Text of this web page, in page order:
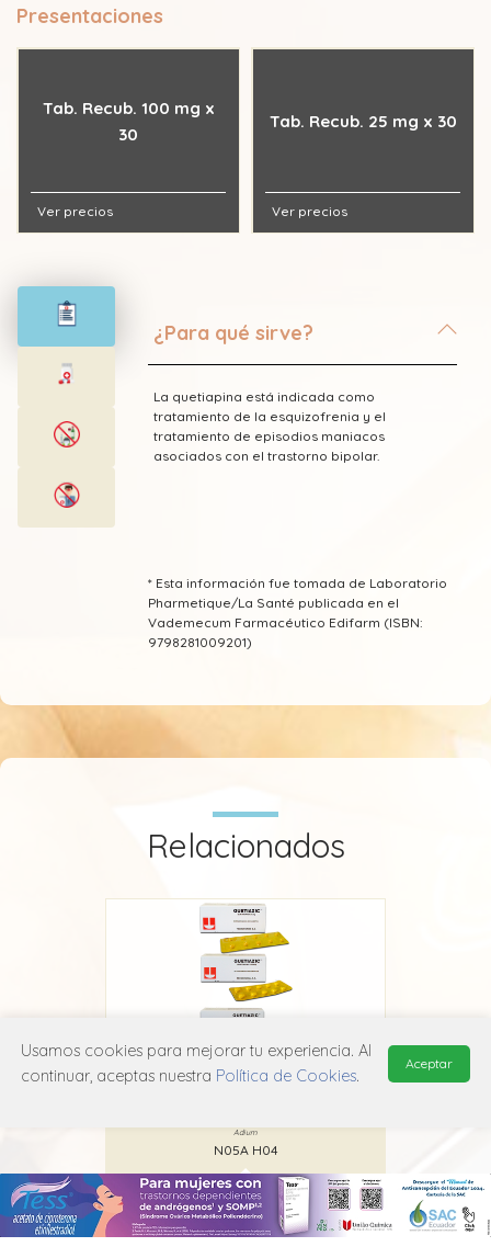
Presentaciones
Tab. Recub. 100 mg x
30
Ver precios
Tab. Recub. 25 mg x 30
Ver precios
¿Para qué sirve?
La quetiapina está indicada como
tratamiento de la esquizofrenia y el
tratamiento de episodios maniacos
asociados con el trastorno bipolar.
* Esta información fue tomada de Laboratorio
Pharmetique/La Santé publicada en el
Vademecum Farmacéutico Edifarm (ISBN:
9798281009201)
Relacionados
Adium
N05A H04
Usamos cookies para mejorar tu experiencia. Al
continuar, aceptas nuestra Política de Cookies.
Aceptar